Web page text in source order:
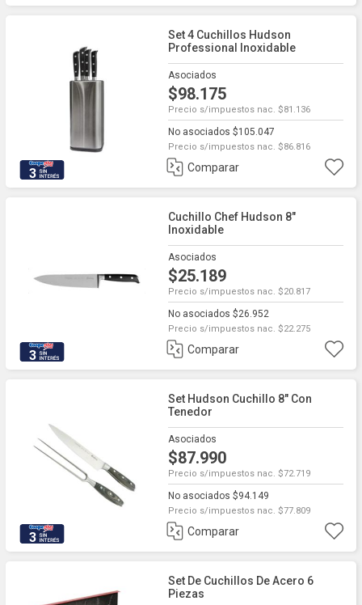
3
Set 4 Cuchillos Hudson
Professional Inoxidable
Asociados
$98.175
Precio s/impuestos nac. $81.136
No asociados $105.047
Precio s/impuestos nac. $86.816
Comparar
3
Cuchillo Chef Hudson 8"
Inoxidable
Asociados
$25.189
Precio s/impuestos nac. $20.817
No asociados $26.952
Precio s/impuestos nac. $22.275
Comparar
3
Set Hudson Cuchillo 8" Con
Tenedor
Asociados
$87.990
Precio s/impuestos nac. $72.719
No asociados $94.149
Precio s/impuestos nac. $77.809
Comparar
Set De Cuchillos De Acero 6
Piezas